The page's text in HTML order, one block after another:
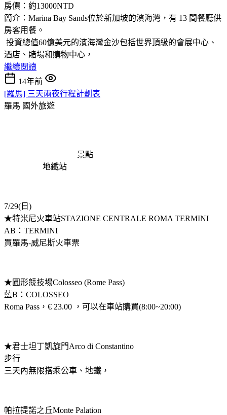
房價：約13000NTD
簡介：Marina Bay Sands位於新加坡的濱海灣，有 13 間餐廳供
房客用餐。
投資總值60億美元的濱海灣金沙包括世界頂級的會展中心、
酒店、賭場和購物中心，
繼續閱讀
14年前
[羅馬] 三天兩夜行程計劃表
羅馬 國外旅遊
景點
地鐵站
7/29(日)
★特米尼火車站STAZIONE CENTRALE ROMA TERMINI
AB：TERMINI
買羅馬-威尼斯火車票
★圓形競技場Colosseo (Rome Pass)
藍B：COLOSSEO
Roma Pass，€ 23.00 ，可以在車站購買(8:00~20:00)
★君士坦丁凱旋門Arco di Constantino
步行
三天內無限搭乘公車、地鐵，
帕拉提諾之丘Monte Palation